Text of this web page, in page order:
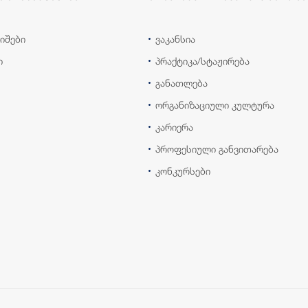
ვაკანსია
პრაქტიკა/სტაჟირება
განათლება
ორგანიზაციული კულტურა
კარიერა
პროფესიული განვითარება
კონკურსები